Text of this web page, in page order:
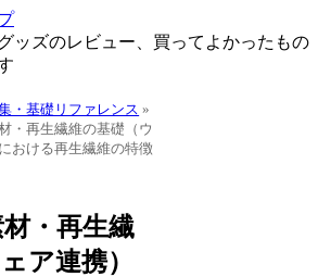
ッズのレビュー、買ってよかったもの
・基礎リファレンス »
・再生繊維の基礎（ウ
おける再生繊維の特徴
・再生繊
ア連携）